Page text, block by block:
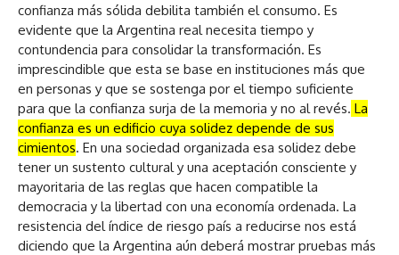
confianza más sólida debilita también el consumo. Es
evidente que la Argentina real necesita tiempo y
contundencia para consolidar la transformación. Es
imprescindible que esta se base en instituciones más que
en personas y que se sostenga por el tiempo suficiente
para que la confianza surja de la memoria y no al revés. La
confianza es un edificio cuya solidez depende de sus
cimientos. En una sociedad organizada esa solidez debe
tener un sustento cultural y una aceptación consciente y
mayoritaria de las reglas que hacen compatible la
democracia y la libertad con una economía ordenada. La
resistencia del índice de riesgo país a reducirse nos está
diciendo que la Argentina aún deberá mostrar pruebas más